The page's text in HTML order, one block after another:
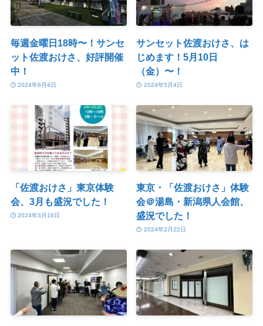
毎週金曜日18時〜！サンセ
ット佐渡おけさ、好評開催
中！
2024年6月4日
サンセット佐渡おけさ、は
じめます！5月10日
（金）〜！
2024年5月4日
「佐渡おけさ」東京体験
会、3月も盛況でした！
2024年3月16日
東京・「佐渡おけさ」体験
会＠湯島・新潟県人会館、
盛況でした！
2024年2月22日